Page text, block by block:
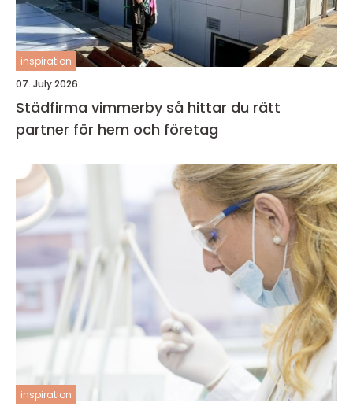
inspiration
07. July 2026
Städfirma vimmerby så hittar du rätt
partner för hem och företag
inspiration